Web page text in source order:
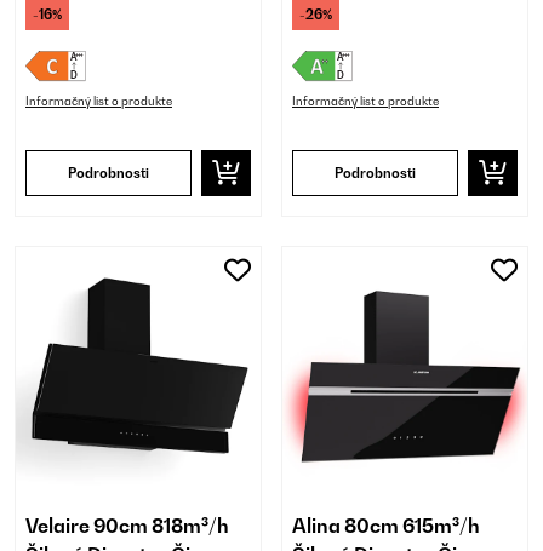
-16%
Informačný list o produkte
Podrobnosti
-26%
Informačný list o produkte
Podrobnosti
Velaire 90cm 818m³/h
Alina 80cm 615m³/h